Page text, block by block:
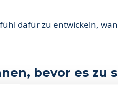
dafür zu entwickeln,
bevor es zu